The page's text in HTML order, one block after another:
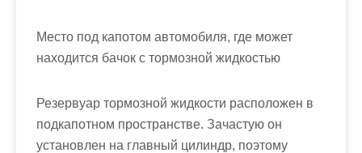
Место под капотом автомобиля, где может
находится бачок с тормозной жидкостью
Резервуар тормозной жидкости расположен в
подкапотном пространстве. Зачастую он
установлен на главный цилиндр, поэтому